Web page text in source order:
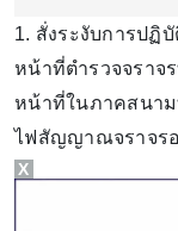
1. สั่งระงับการปฏิ
หน้าที่ตำรวจจราจ
หน้าที่ในภาคสนา
ไฟสัญญาณจราจร
X